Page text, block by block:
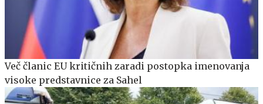
Več članic EU kritičnih zaradi postopka imenovanja
visoke predstavnice za Sahel